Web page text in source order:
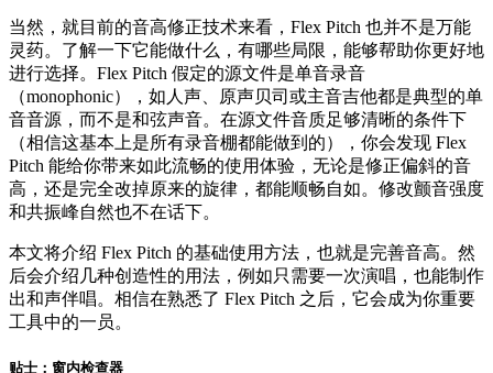
当然，就目前的音高修正技术来看，Flex Pitch 也并不是万能
灵药。了解一下它能做什么，有哪些局限，能够帮助你更好地
进行选择。Flex Pitch 假定的源文件是单音录音
（monophonic），如人声、原声贝司或主音吉他都是典型的单
音音源，而不是和弦声音。在源文件音质足够清晰的条件下
（相信这基本上是所有录音棚都能做到的），你会发现 Flex
Pitch 能给你带来如此流畅的使用体验，无论是修正偏斜的音
高，还是完全改掉原来的旋律，都能顺畅自如。修改颤音强度
和共振峰自然也不在话下。
本文将介绍 Flex Pitch 的基础使用方法，也就是完善音高。然
后会介绍几种创造性的用法，例如只需要一次演唱，也能制作
出和声伴唱。相信在熟悉了 Flex Pitch 之后，它会成为你重要
工具中的一员。
贴士：窗内检查器